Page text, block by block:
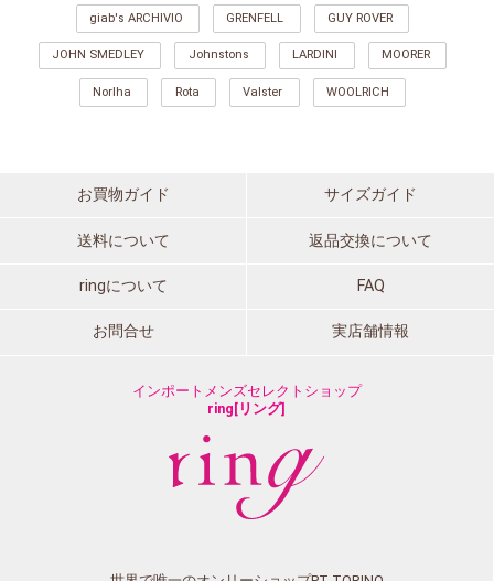
giab's ARCHIVIO GRENFELL GUY ROVER
JOHN SMEDLEY Johnstons LARDINI MOORER
Norlha Rota Valster WOOLRICH